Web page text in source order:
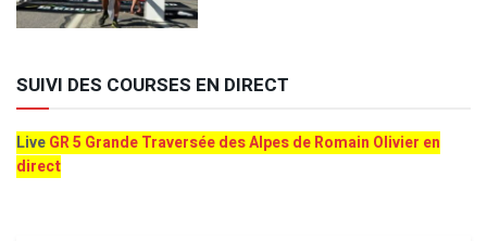
SUIVI DES COURSES EN DIRECT
LiveGR 5 Grande Traversée des Alpes de Romain Olivier en
direct